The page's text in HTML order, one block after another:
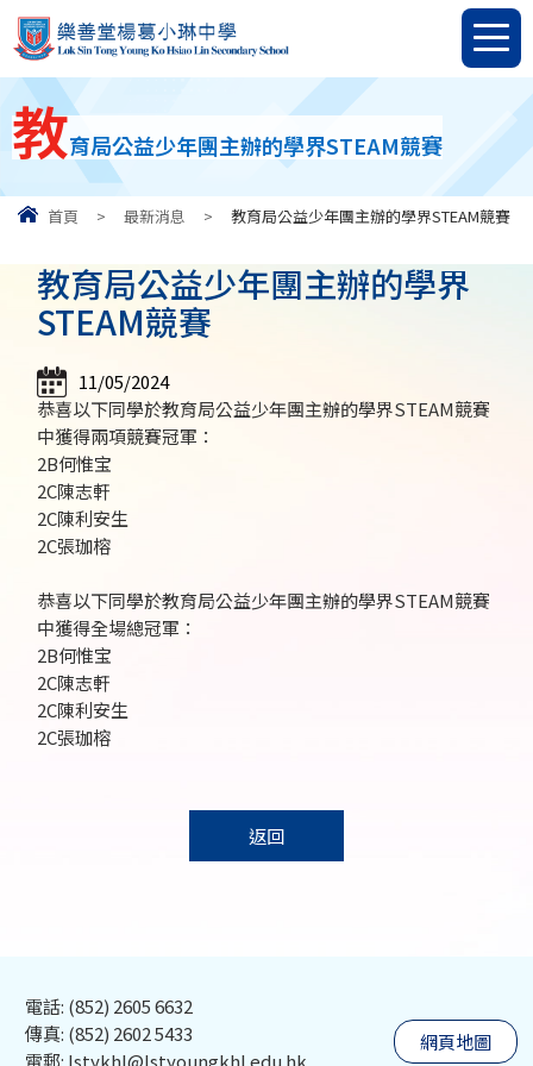
教育局公益少年團主辦的學界STEAM競賽
首頁 > 最新消息 > 教育局公益少年團主辦的學界STEAM競賽
教育局公益少年團主辦的學界
STEAM競賽
11/05/2024
恭喜以下同學於教育局公益少年團主辦的學界STEAM競賽
中獲得兩項競賽冠軍：
2B何惟宝
2C陳志軒
2C陳利安生
2C張珈榕
恭喜以下同學於教育局公益少年團主辦的學界STEAM競賽
中獲得全場總冠軍：
2B何惟宝
2C陳志軒
2C陳利安生
2C張珈榕
返回
電話: (852) 2605 6632
傳真: (852) 2602 5433
網頁地圖